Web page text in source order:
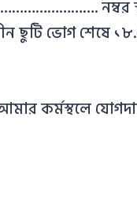
নম্বর
ছুটি ভোগ শেষে
কর্মস্থলে